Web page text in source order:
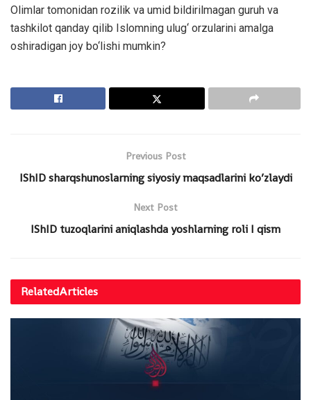
Olimlar tomonidan rozilik va umid bildirilmagan guruh va
tashkilot qanday qilib Islomning ulug‘ orzularini amalga
oshiradigan joy bo‘lishi mumkin?
Previous Post
IShID sharqshunoslarning siyosiy maqsadlarini ko’zlaydi
Next Post
IShID tuzoqlarini aniqlashda yoshlarning roli I qism
RelatedArticles